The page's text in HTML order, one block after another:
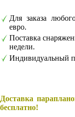
Для заказа
евро.
Поставка
недели.
Индивидуальный
Доставка
бесплатно!